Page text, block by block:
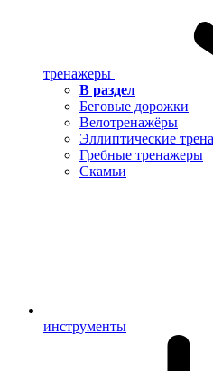
тренажеры
В раздел
Беговые дорожки
Велотренажёры
Эллиптические
Гребные тренажеры
Скамьи
инструменты